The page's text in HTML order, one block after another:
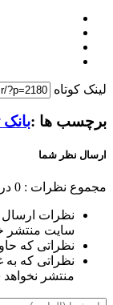
لینک کوتاه
برچسب ها :
ارسال نظر شما
مجموع نظرات : 0
نظرات ارسال
سایت منتشر
نظراتی که
نظراتی که به
منتشر